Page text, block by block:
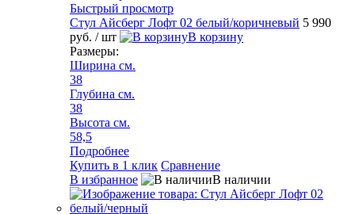
Быстрый просмотр
Стул Айсберг Лофт 02 белый/коричневый 5 990
руб. / шт
В корзину
Размеры:
Ширина см.
38
Глубина см.
38
Высота см.
58,5
Подробнее
Купить в 1 клик Сравнение
В избранное
В наличии